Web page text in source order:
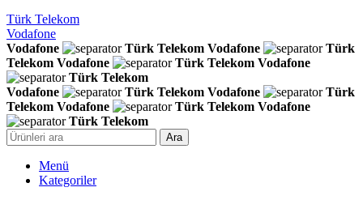
Türk Telekom
Vodafone
Vodafone
Türk Telekom Vodafone
Türk
Telekom Vodafone Türk Telekom Vodafone
Türk Telekom
Vodafone
Türk Telekom Vodafone
Türk
Telekom Vodafone Türk Telekom Vodafone
Türk Telekom
Ara
Menü
Kategoriler